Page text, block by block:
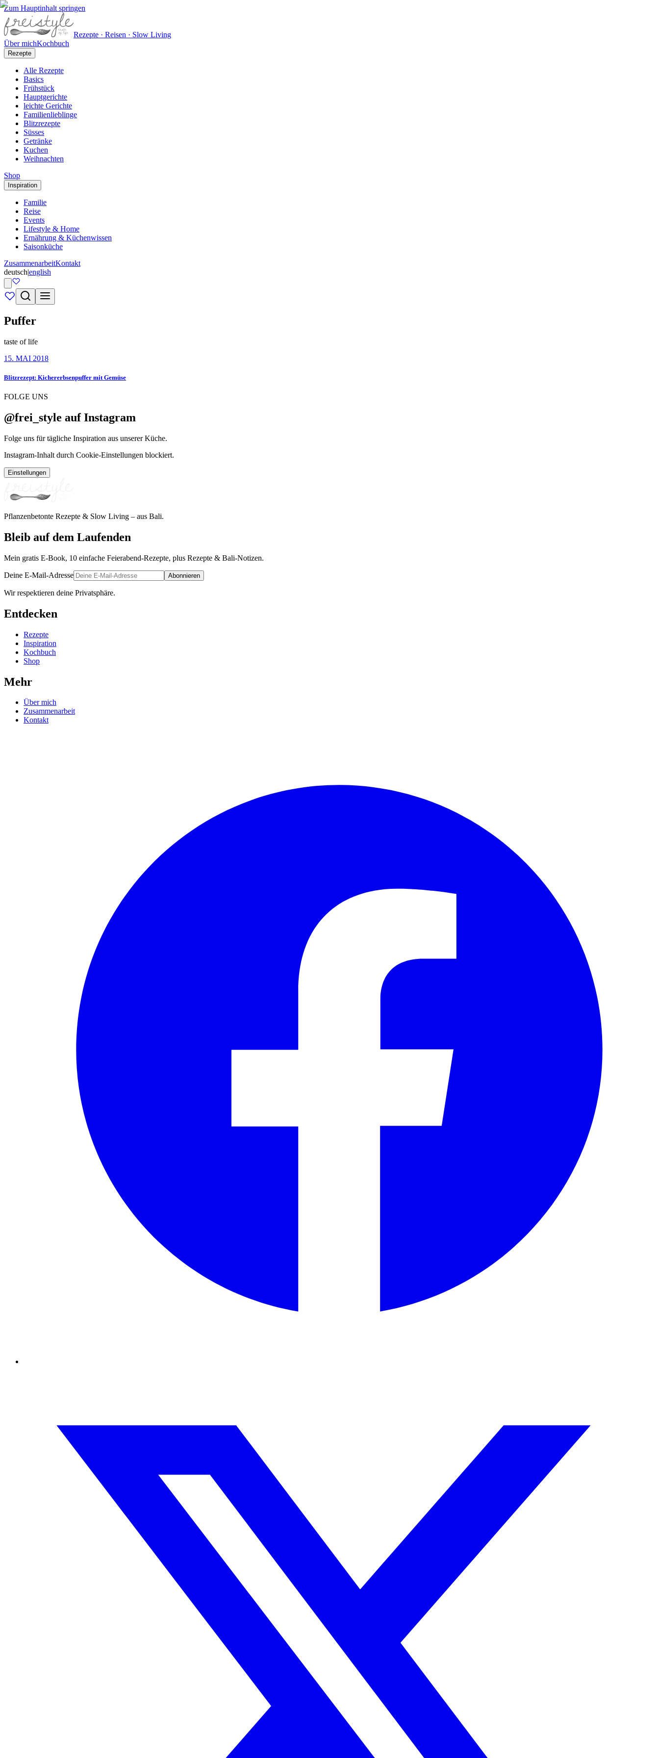
Zum Hauptinhalt springen
Rezepte · Reisen · Slow Living
Über michKochbuch
Rezepte
Alle Rezepte
Basics
Frühstück
Hauptgerichte
leichte Gerichte
Familienlieblinge
Blitzrezepte
Süsses
Getränke
Kuchen
Weihnachten
Shop
Inspiration
Familie
Reise
Events
Lifestyle & Home
Ernährung & Küchenwissen
Saisonküche
ZusammenarbeitKontakt
deutsch|english
Puffer
taste of life
15. MAI 2018
Blitzrezept: Kichererbsenpuffer mit Gemüse
FOLGE UNS
@frei_style auf Instagram
Folge uns für tägliche Inspiration aus unserer Küche.
Instagram-Inhalt durch Cookie-Einstellungen blockiert.
Einstellungen
Pflanzenbetonte Rezepte & Slow Living – aus Bali.
Bleib auf dem Laufenden
Mein gratis E-Book, 10 einfache Feierabend-Rezepte, plus Rezepte & Bali-Notizen.
Deine E-Mail-Adresse Abonnieren
Wir respektieren deine Privatsphäre.
Entdecken
Rezepte
Inspiration
Kochbuch
Shop
Mehr
Über mich
Zusammenarbeit
Kontakt